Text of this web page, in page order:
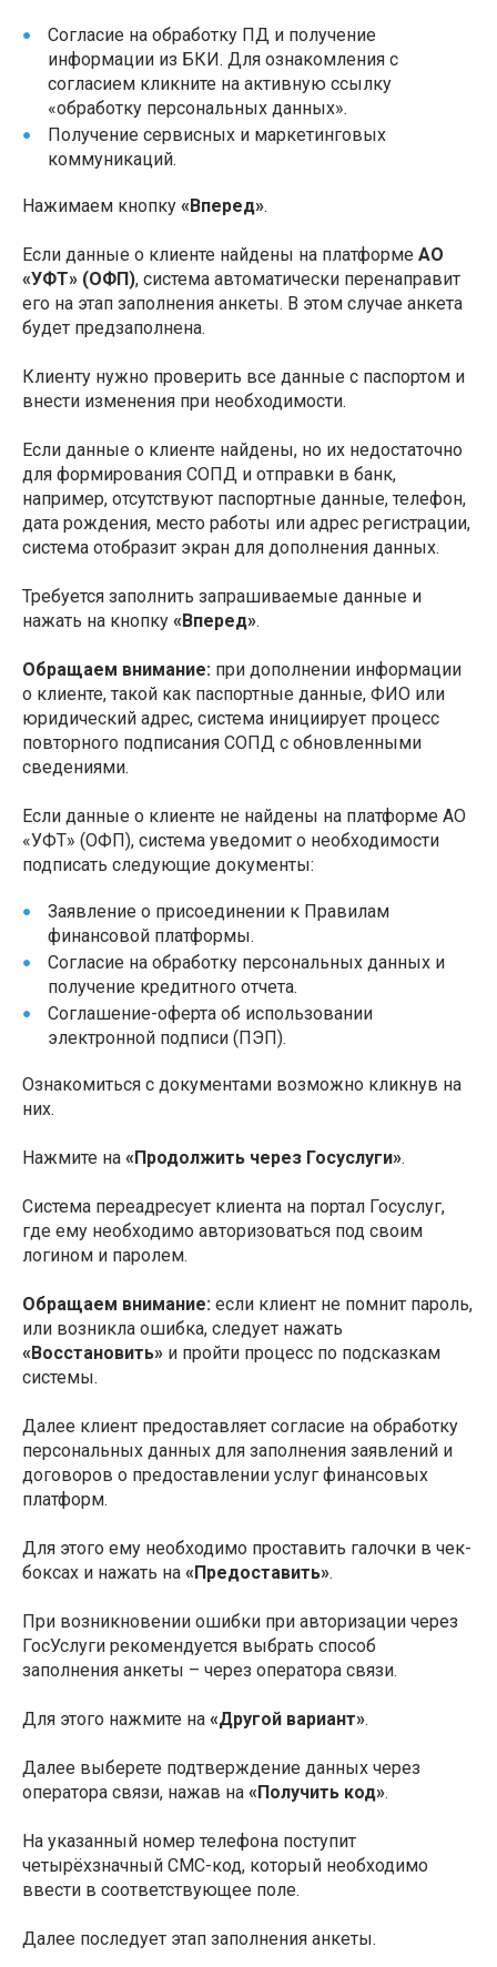
Согласие на обработку ПД и получение
информации из БКИ. Для ознакомления с
согласием кликните на активную ссылку
«обработку персональных данных».
Получение сервисных и маркетинговых
коммуникаций.
Нажимаем кнопку «Вперед».
Если данные о клиенте найдены на платформе АО
«УФТ» (ОФП), система автоматически перенаправит
его на этап заполнения анкеты. В этом случае анкета
будет предзаполнена.
Клиенту нужно проверить все данные с паспортом и
внести изменения при необходимости.
Если данные о клиенте найдены, но их недостаточно
для формирования СОПД и отправки в банк,
например, отсутствуют паспортные данные, телефон,
дата рождения, место работы или адрес регистрации,
система отобразит экран для дополнения данных.
Требуется заполнить запрашиваемые данные и
нажать на кнопку «Вперед».
Обращаем внимание: при дополнении информации
о клиенте, такой как паспортные данные, ФИО или
юридический адрес, система инициирует процесс
повторного подписания СОПД с обновленными
сведениями.
Если данные о клиенте не найдены на платформе АО
«УФТ» (ОФП), система уведомит о необходимости
подписать следующие документы:
Заявление о присоединении к Правилам
финансовой платформы.
Согласие на обработку персональных данных и
получение кредитного отчета.
Соглашение-оферта об использовании
электронной подписи (ПЭП).
Ознакомиться с документами возможно кликнув на
них.
Нажмите на «Продолжить через Госуслуги».
Система переадресует клиента на портал Госуслуг,
где ему необходимо авторизоваться под своим
логином и паролем.
Обращаем внимание: если клиент не помнит пароль,
или возникла ошибка, следует нажать
«Восстановить» и пройти процесс по подсказкам
системы.
Далее клиент предоставляет согласие на обработку
персональных данных для заполнения заявлений и
договоров о предоставлении услуг финансовых
платформ.
Для этого ему необходимо проставить галочки в чек-
боксах и нажать на «Предоставить».
При возникновении ошибки при авторизации через
ГосУслуги рекомендуется выбрать способ
заполнения анкеты – через оператора связи.
Для этого нажмите на «Другой вариант».
Далее выберете подтверждение данных через
оператора связи, нажав на «Получить код».
На указанный номер телефона поступит
четырёхзначный СМС-код, который необходимо
ввести в соответствующее поле.
Далее последует этап заполнения анкеты.